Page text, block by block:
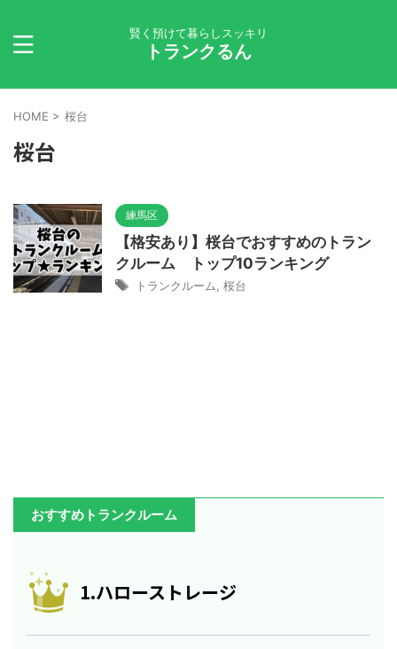
賢く預けて暮らしスッキリ
トランクるん
HOME > 桜台
桜台
練馬区
【格安あり】桜台でおすすめのトラン
クルーム トップ10ランキング
トランクルーム 桜台
おすすめトランクルーム
1.ハローストレージ